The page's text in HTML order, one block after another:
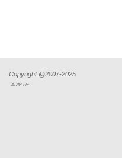
Copyright @2007-2025
ARM Llc